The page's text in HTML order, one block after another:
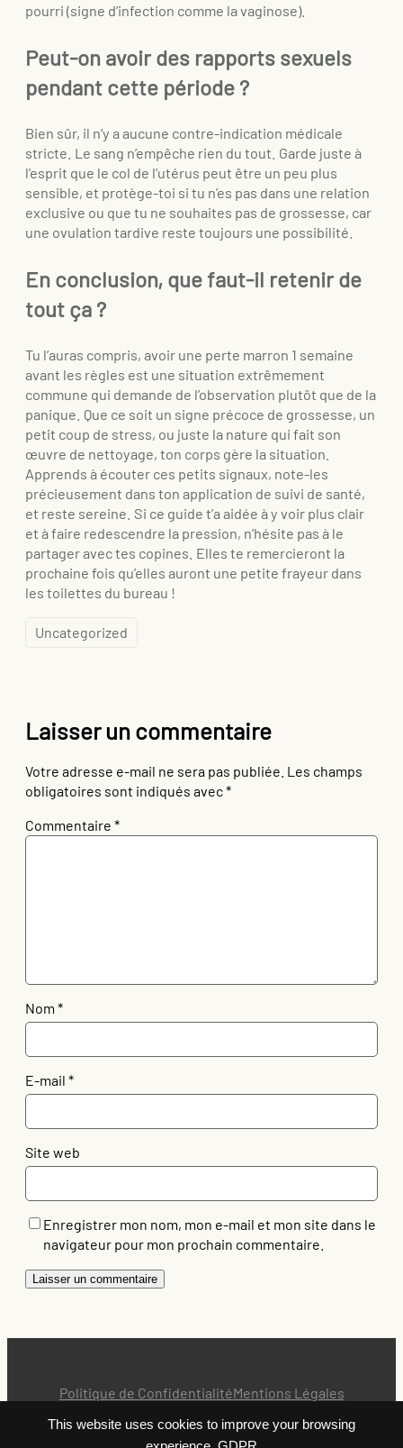
This website uses cookies to improve your browsing
pourri (signe d’infection comme la vaginose).
Peut-on avoir des rapports sexuels
pendant cette période ?
Bien sûr, il n’y a aucune contre-indication médicale
stricte. Le sang n’empêche rien du tout. Garde juste à
l’esprit que le col de l’utérus peut être un peu plus
sensible, et protège-toi si tu n’es pas dans une relation
exclusive ou que tu ne souhaites pas de grossesse, car
une ovulation tardive reste toujours une possibilité.
En conclusion, que faut-il retenir de
tout ça ?
Tu l’auras compris, avoir une perte marron 1 semaine
avant les règles est une situation extrêmement
commune qui demande de l’observation plutôt que de la
panique. Que ce soit un signe précoce de grossesse, un
petit coup de stress, ou juste la nature qui fait son
œuvre de nettoyage, ton corps gère la situation.
Apprends à écouter ces petits signaux, note-les
précieusement dans ton application de suivi de santé,
et reste sereine. Si ce guide t’a aidée à y voir plus clair
et à faire redescendre la pression, n’hésite pas à le
partager avec tes copines. Elles te remercieront la
prochaine fois qu’elles auront une petite frayeur dans
les toilettes du bureau !
Uncategorized
Laisser un commentaire
Votre adresse e-mail ne sera pas publiée. Les champs
obligatoires sont indiqués avec*
Commentaire *
Nom *
E-mail *
Site web
Enregistrer mon nom, mon e-mail et mon site dans le
navigateur pour mon prochain commentaire.
Politique de ConfidentialitéMentions Légales